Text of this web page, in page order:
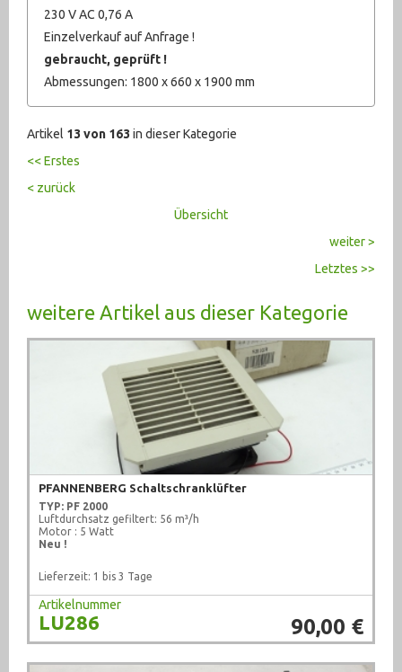
230 V AC 0,76 A
Einzelverkauf auf Anfrage !
gebraucht, geprüft !
Abmessungen: 1800 x 660 x 1900 mm
Artikel 13 von 163 in dieser Kategorie
<< Erstes
< zurück
Übersicht
weiter >
Letztes >>
weitere Artikel aus dieser Kategorie
PFANNENBERG Schaltschranklüfter
TYP: PF 2000
Luftdurchsatz gefiltert: 56 m³/h
Motor : 5 Watt
Neu !
Lieferzeit: 1 bis 3 Tage
Artikelnummer
LU286 90,00 €